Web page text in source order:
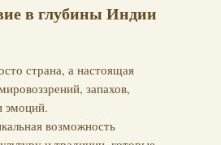
страна, а настоящая
запахов,
эмоций.
возможность
в глубины Индии